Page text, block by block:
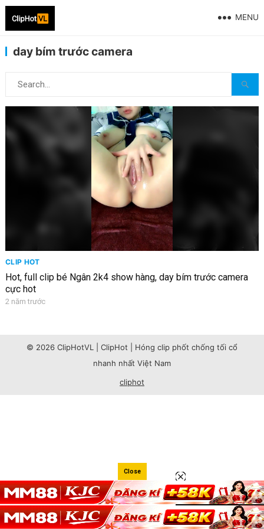
MENU
day bím trước camera
CLIP HOT
Hot, full clip bé Ngân 2k4 show hàng, day bím trước camera
cực hot
2 năm trước
© 2026 ClipHotVL | ClipHot | Hóng clip phốt chống tối cổ
nhanh nhất Việt Nam
cliphot
Close